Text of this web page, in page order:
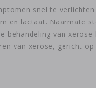
snel te
en lactaat. Naarmate
behandeling van
van xerose, gericht op